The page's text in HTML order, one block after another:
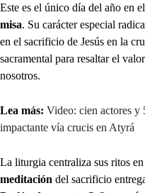
Este es el único día del año en
misa. Su carácter especial
en el sacrificio de Jesús en la
sacramental para resaltar el
nosotros.
Lea más: Video: cien actores y
impactante vía crucis en Atyrá
La liturgia centraliza sus ritos
meditación del sacrificio